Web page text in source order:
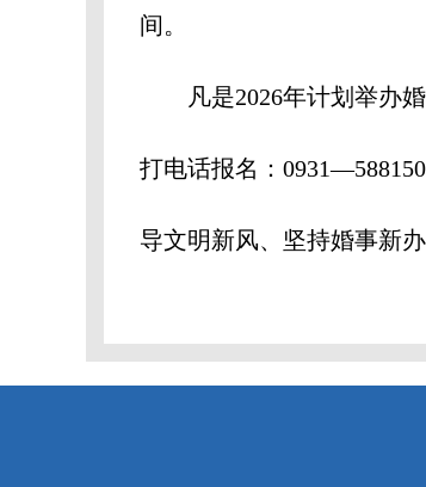
间。
凡是2026年计划举办婚
打电话报名：
导文明新风、坚持婚事新